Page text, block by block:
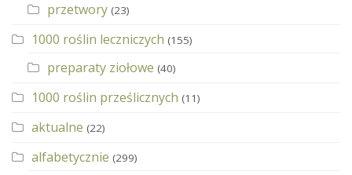
przetwory (23)
1000 roślin leczniczych (155)
preparaty ziołowe (40)
1000 roślin prześlicznych (11)
aktualne (22)
alfabetycznie (299)